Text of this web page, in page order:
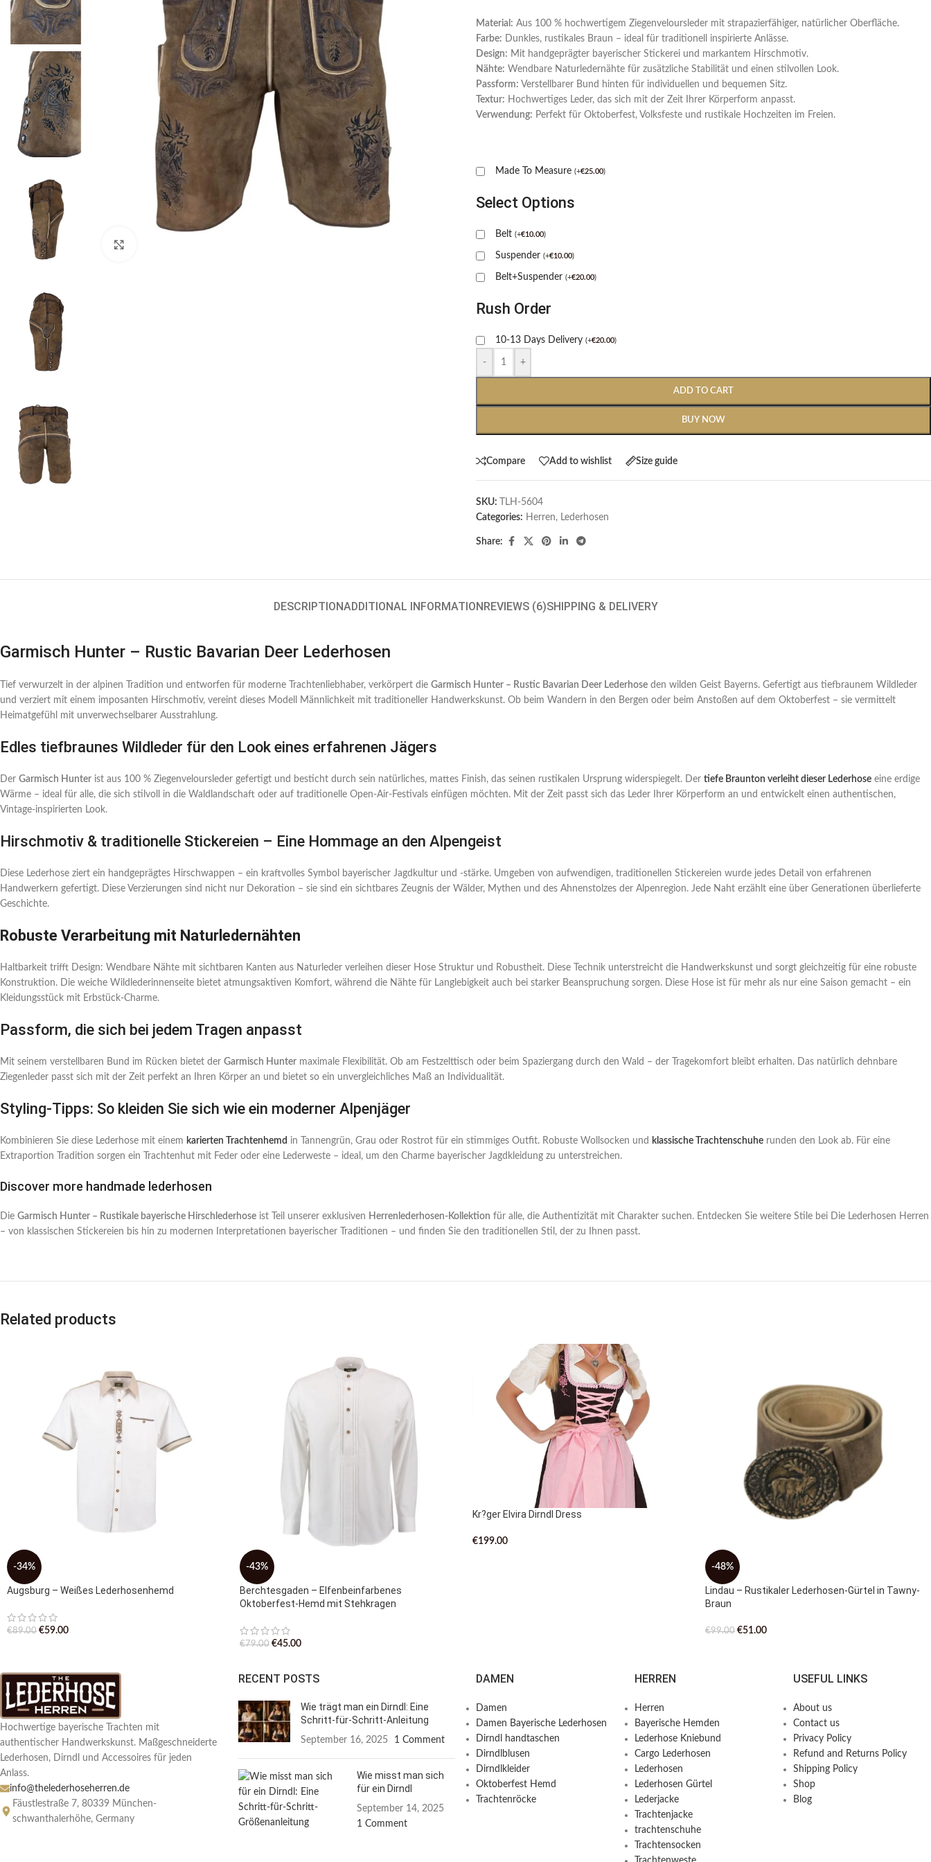
Material: Aus 100 % hochwertigem Ziegenveloursleder mit strapazierfähiger, natürlicher Oberfläche.
Farbe: Dunkles, rustikales Braun – ideal für traditionell inspirierte Anlässe.
Design: Mit handgeprägter bayerischer Stickerei und markantem Hirschmotiv.
Nähte: Wendbare Naturledernähte für zusätzliche Stabilität und einen stilvollen Look.
Passform: Verstellbarer Bund hinten für individuellen und bequemen Sitz.
Textur: Hochwertiges Leder, das sich mit der Zeit Ihrer Körperform anpasst.
Verwendung: Perfekt für Oktoberfest, Volksfeste und rustikale Hochzeiten im Freien.
Made To Measure (+€25.00)
Select Options
Belt (+€10.00)
Suspender (+€10.00)
Belt+Suspender (+€20.00)
Rush Order
10-13 Days Delivery (+€20.00)
- +
ADD TO CART
BUY NOW
Compare Add to wishlist Size guide
SKU:
TLH-5604
Categories: Herren, Lederhosen
Share:
DESCRIPTIONADDITIONAL INFORMATION REVIEWS (6)SHIPPING & DELIVERY
Garmisch Hunter – Rustic Bavarian Deer Lederhosen
Tief verwurzelt in der alpinen Tradition und entworfen für moderne Trachtenliebhaber, verkörpert die Garmisch Hunter – Rustic Bavarian Deer Lederhose den wilden Geist Bayerns. Gefertigt aus tiefbraunem Wildleder
und verziert mit einem imposanten Hirschmotiv, vereint dieses Modell Männlichkeit mit traditioneller Handwerkskunst. Ob beim Wandern in den Bergen oder beim Anstoßen auf dem Oktoberfest – sie vermittelt
Heimatgefühl mit unverwechselbarer Ausstrahlung.
Edles tiefbraunes Wildleder für den Look eines erfahrenen Jägers
Der Garmisch Hunter ist aus 100 % Ziegenveloursleder gefertigt und besticht durch sein natürliches, mattes Finish, das seinen rustikalen Ursprung widerspiegelt. Der tiefe Braunton verleiht dieser Lederhose eine erdige
Wärme – ideal für alle, die sich stilvoll in die Waldlandschaft oder auf traditionelle Open-Air-Festivals einfügen möchten. Mit der Zeit passt sich das Leder Ihrer Körperform an und entwickelt einen authentischen,
Vintage-inspirierten Look.
Hirschmotiv & traditionelle Stickereien – Eine Hommage an den Alpengeist
Diese Lederhose ziert ein handgeprägtes Hirschwappen – ein kraftvolles Symbol bayerischer Jagdkultur und -stärke. Umgeben von aufwendigen, traditionellen Stickereien wurde jedes Detail von erfahrenen
Handwerkern gefertigt. Diese Verzierungen sind nicht nur Dekoration – sie sind ein sichtbares Zeugnis der Wälder, Mythen und des Ahnenstolzes der Alpenregion. Jede Naht erzählt eine über Generationen überlieferte
Geschichte.
Robuste Verarbeitung mit Naturledernähten
Haltbarkeit trifft Design: Wendbare Nähte mit sichtbaren Kanten aus Naturleder verleihen dieser Hose Struktur und Robustheit. Diese Technik unterstreicht die Handwerkskunst und sorgt gleichzeitig für eine robuste
Konstruktion. Die weiche Wildlederinnenseite bietet atmungsaktiven Komfort, während die Nähte für Langlebigkeit auch bei starker Beanspruchung sorgen. Diese Hose ist für mehr als nur eine Saison gemacht – ein
Kleidungsstück mit Erbstück-Charme.
Passform, die sich bei jedem Tragen anpasst
Mit seinem verstellbaren Bund im Rücken bietet der Garmisch Hunter maximale Flexibilität. Ob am Festzelttisch oder beim Spaziergang durch den Wald – der Tragekomfort bleibt erhalten. Das natürlich dehnbare
Ziegenleder passt sich mit der Zeit perfekt an Ihren Körper an und bietet so ein unvergleichliches Maß an Individualität.
Styling-Tipps: So kleiden Sie sich wie ein moderner Alpenjäger
Kombinieren Sie diese Lederhose mit einem karierten Trachtenhemd in Tannengrün, Grau oder Rostrot für ein stimmiges Outfit. Robuste Wollsocken und klassische Trachtenschuhe runden den Look ab. Für eine
Extraportion Tradition sorgen ein Trachtenhut mit Feder oder eine Lederweste – ideal, um den Charme bayerischer Jagdkleidung zu unterstreichen.
Discover more handmade lederhosen
Die Garmisch Hunter – Rustikale bayerische Hirschlederhose ist Teil unserer exklusiven Herrenlederhosen-Kollektion für alle, die Authentizität mit Charakter suchen. Entdecken Sie weitere Stile bei Die Lederhosen Herren
– von klassischen Stickereien bis hin zu modernen Interpretationen bayerischer Traditionen – und finden Sie den traditionellen Stil, der zu Ihnen passt.
Related products
-34%
Augsburg – Weißes Lederhosenhemd
€89.00 €59.00
-43%
Berchtesgaden – Elfenbeinfarbenes
Oktoberfest-Hemd mit Stehkragen
€79.00 €45.00
Kr?ger Elvira Dirndl Dress
€199.00
-48%
Lindau – Rustikaler Lederhosen-Gürtel in Tawny-
Braun
€99.00 €51.00
Hochwertige bayerische Trachten mit
authentischer Handwerkskunst. Maßgeschneiderte
Lederhosen, Dirndl und Accessoires für jeden
Anlass.
info@thelederhoseherren.de
Fäustlestraße 7, 80339 München-
schwanthalerhöhe, Germany
RECENT POSTS
Wie trägt man ein Dirndl: Eine
Schritt-für-Schritt-Anleitung
September 16, 2025 1 Comment
Wie misst man sich
für ein Dirndl
September 14, 2025
1 Comment
DAMEN
Damen
Damen Bayerische Lederhosen
Dirndl handtaschen
Dirndlblusen
Dirndlkleider
Oktoberfest Hemd
Trachtenröcke
HERREN
Herren
Bayerische Hemden​
Lederhose Kniebund
Cargo Lederhosen
Lederhosen
Lederhosen Gürtel
Lederjacke
Trachtenjacke
trachtenschuhe
Trachtensocken
USEFUL LINKS
About us
Contact us
Privacy Policy
Refund and Returns Policy
Shipping Policy
Shop
Blog